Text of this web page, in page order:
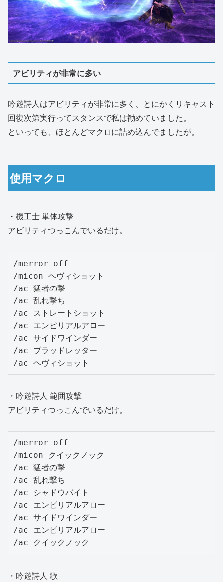
アビリティが非常に多い
吟遊詩人はアビリティが非常に多く、とにかくリキャスト
回復次第実行ってスタンスで私は勧めていました。
といっても、ほとんどマクロに詰め込んでましたが。
使用マクロ
・機工士 単体攻撃
アビリティつっこんでいるだけ。
/merror off
/micon ヘヴィショット
/ac 猛者の撃
/ac 乱れ撃ち
/ac ストレートショット
/ac エンピリアルアロー
/ac サイドワインダー
/ac ブラッドレッター
/ac ヘヴィショット
・吟遊詩人 範囲攻撃
アビリティつっこんでいるだけ。
/merror off
/micon クイックノック
/ac 猛者の撃
/ac 乱れ撃ち
/ac シャドウバイト
/ac エンピリアルアロー
/ac サイドワインダー
/ac エンピリアルアロー
/ac クイックノック
・吟遊詩人 歌